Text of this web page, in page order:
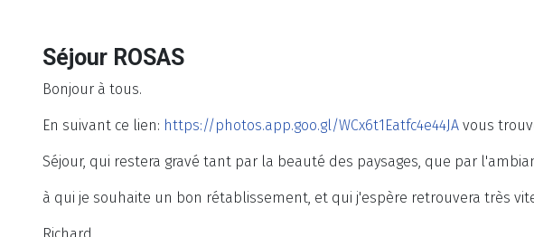
Séjour ROSAS
Bonjour à tous.
En suivant ce lien: https://photos.app.goo.gl/WCx6t1Eatfc4e44JA vous
Séjour, qui restera gravé tant par la beauté des paysages, que par
à qui je souhaite un bon rétablissement, et qui j'espère retrouvera très